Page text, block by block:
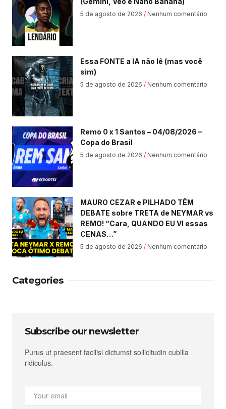
5 de agosto de 2026 Nenhum comentário
Essa FONTE a IA não lê (mas você
sim)
5 de agosto de 2026 Nenhum comentário
Remo 0 x 1 Santos – 04/08/2026 –
Copa do Brasil
5 de agosto de 2026 Nenhum comentário
MAURO CEZAR e PILHADO TÊM
DEBATE sobre TRETA de NEYMAR vs
REMO! “Cara, QUANDO EU VI essas
CENAS…”
5 de agosto de 2026 Nenhum comentário
Categories
Subscribe our newsletter
Purus ut praesent facilisi dictumst sollicitudin cubilia
ridiculus.